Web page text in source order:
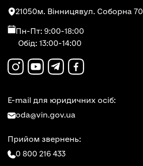
21050м. Вінницявул. Соборна 70
Пн-Пт: 9:00-18:00
Обід: 13:00-14:00
E-mail для юридичних осіб:
oda@vin.gov.ua
Прийом звернень:
0 800 216 433